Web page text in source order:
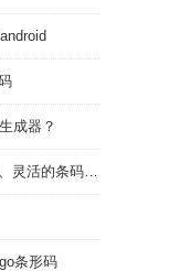
成器？
在线条码生成器 - 便捷、经济、易用、灵活的条码解决方案
条形码